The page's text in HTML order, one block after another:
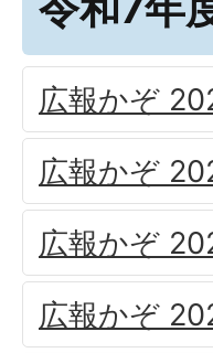
広報かぞ
広報かぞ
広報かぞ
広報かぞ